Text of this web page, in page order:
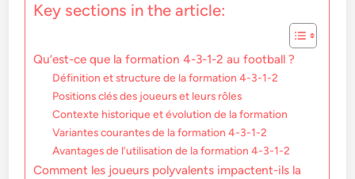
Key sections in the article:
Qu’est-ce que la formation 4-3-1-2 au football ?
Définition et structure de la formation 4-3-1-2
Positions clés des joueurs et leurs rôles
Contexte historique et évolution de la formation
Variantes courantes de la formation 4-3-1-2
Avantages de l’utilisation de la formation 4-3-1-2
Comment les joueurs polyvalents impactent-ils la